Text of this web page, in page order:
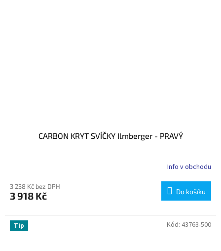
CARBON KRYT SVÍČKY Ilmberger - PRAVÝ
Info v obchodu
3 238 Kč bez DPH
3 918 Kč Do košíku
Tip Kód: 43763-500